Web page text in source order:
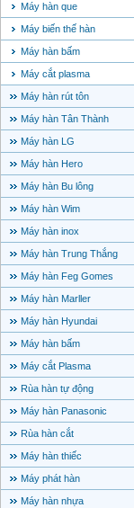
Máy hàn que
Máy biến thế hàn
Máy hàn bấm
Máy cắt plasma
Máy hàn rút tôn
Máy hàn Tân Thành
Máy hàn LG
Máy hàn Hero
Máy hàn Bu lông
Máy hàn Wim
Máy hàn inox
Máy hàn Trung Thắng
Máy hàn Feg Gomes
Máy hàn Marller
Máy hàn Hyundai
Máy hàn bấm
Máy cắt Plasma
Rùa hàn tự động
Máy hàn Panasonic
Rùa hàn cắt
Máy hàn thiếc
Máy phát hàn
Máy hàn nhựa